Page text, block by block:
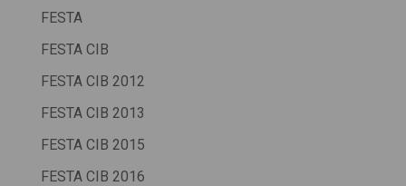
FESTA
FESTA CIB
FESTA CIB 2012
FESTA CIB 2013
FESTA CIB 2015
FESTA CIB 2016